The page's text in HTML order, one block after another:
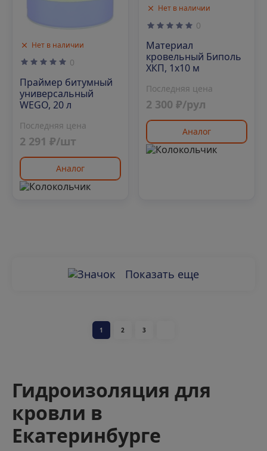
Нет в наличии
0
Праймер битумный
универсальный
WEGO, 20 л
Последняя цена
2 291 ₽/шт
Аналог
Нет в наличии
0
Материал
кровельный Биполь
ХКП, 1х10 м
Последняя цена
2 300 ₽/рул
Аналог
Показать еще
1 2 3
Гидроизоляция для
кровли в
Екатеринбурге